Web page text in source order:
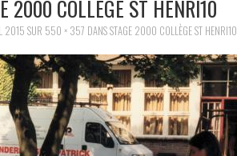
2000 COLLÈGE ST HENRI10
2015 SUR 550 × 357 DANSSTAGE 2000 COLLÈGE ST HENRI10